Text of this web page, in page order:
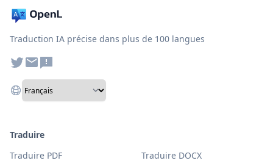
Traduction IA précise dans plus de 100 langues
Traduire
Traduire PDF
Traduire DOCX